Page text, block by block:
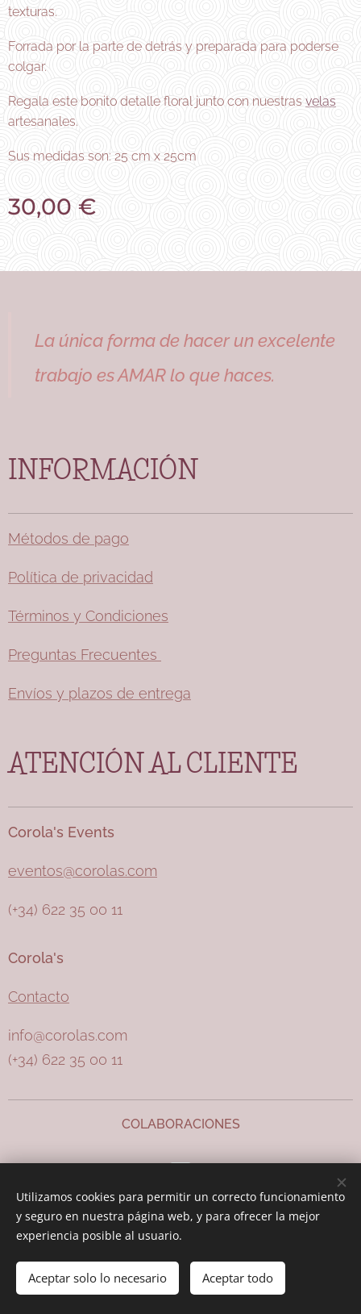
texturas.
Forrada por la parte de detrás y preparada para poderse
colgar.
Regala este bonito detalle floral junto con nuestras velas
artesanales.
Sus medidas son: 25 cm x 25cm
30,00 €
La única forma de hacer un excelente
trabajo es AMAR lo que haces.
INFORMACIÓN
Métodos de pago
Política de privacidad
Términos y Condiciones
Preguntas Frecuentes
Envíos y plazos de entrega
ATENCIÓN AL CLIENTE
Corola's Events
eventos@corolas.com
(+34) 622 35 00 11
Corola's
Contacto
info@corolas.com
(+34) 622 35 00 11
COLABORACIONES
Cookies
Utilizamos cookies para permitir un correcto funcionamiento
y seguro en nuestra página web, y para ofrecer la mejor
experiencia posible al usuario.
Aceptar solo lo necesario Aceptar todo